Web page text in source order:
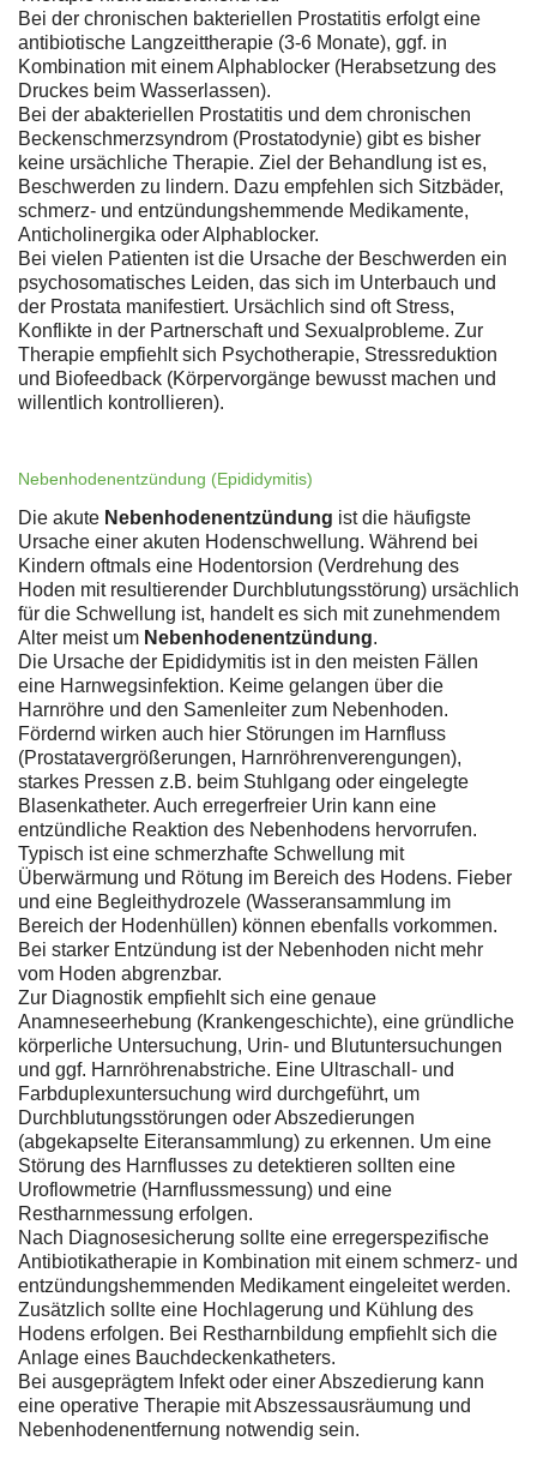
Bei der chronischen bakteriellen Prostatitis erfolgt eine
antibiotische Langzeittherapie (3-6 Monate), ggf. in
Kombination mit einem Alphablocker (Herabsetzung des
Druckes beim Wasserlassen).
Bei der abakteriellen Prostatitis und dem chronischen
Beckenschmerzsyndrom (Prostatodynie) gibt es bisher
keine ursächliche Therapie. Ziel der Behandlung ist es,
Beschwerden zu lindern. Dazu empfehlen sich Sitzbäder,
schmerz- und entzündungshemmende Medikamente,
Anticholinergika oder Alphablocker.
Bei vielen Patienten ist die Ursache der Beschwerden ein
psychosomatisches Leiden, das sich im Unterbauch und
der Prostata manifestiert. Ursächlich sind oft Stress,
Konflikte in der Partnerschaft und Sexualprobleme. Zur
Therapie empfiehlt sich Psychotherapie, Stressreduktion
und Biofeedback (Körpervorgänge bewusst machen und
willentlich kontrollieren).
Nebenhodenentzündung (Epididymitis)
Die akute Nebenhodenentzündung ist die häufigste
Ursache einer akuten Hodenschwellung. Während bei
Kindern oftmals eine Hodentorsion (Verdrehung des
Hoden mit resultierender Durchblutungsstörung) ursächlich
für die Schwellung ist, handelt es sich mit zunehmendem
Alter meist um Nebenhodenentzündung.
Die Ursache der Epididymitis ist in den meisten Fällen
eine Harnwegsinfektion. Keime gelangen über die
Harnröhre und den Samenleiter zum Nebenhoden.
Fördernd wirken auch hier Störungen im Harnfluss
(Prostatavergrößerungen, Harnröhrenverengungen),
starkes Pressen z.B. beim Stuhlgang oder eingelegte
Blasenkatheter. Auch erregerfreier Urin kann eine
entzündliche Reaktion des Nebenhodens hervorrufen.
Typisch ist eine schmerzhafte Schwellung mit
Überwärmung und Rötung im Bereich des Hodens. Fieber
und eine Begleithydrozele (Wasseransammlung im
Bereich der Hodenhüllen) können ebenfalls vorkommen.
Bei starker Entzündung ist der Nebenhoden nicht mehr
vom Hoden abgrenzbar.
Zur Diagnostik empfiehlt sich eine genaue
Anamneseerhebung (Krankengeschichte), eine gründliche
körperliche Untersuchung, Urin- und Blutuntersuchungen
und ggf. Harnröhrenabstriche. Eine Ultraschall- und
Farbduplexuntersuchung wird durchgeführt, um
Durchblutungsstörungen oder Abszedierungen
(abgekapselte Eiteransammlung) zu erkennen. Um eine
Störung des Harnflusses zu detektieren sollten eine
Uroflowmetrie (Harnflussmessung) und eine
Restharnmessung erfolgen.
Nach Diagnosesicherung sollte eine erregerspezifische
Antibiotikatherapie in Kombination mit einem schmerz- und
entzündungshemmenden Medikament eingeleitet werden.
Zusätzlich sollte eine Hochlagerung und Kühlung des
Hodens erfolgen. Bei Restharnbildung empfiehlt sich die
Anlage eines Bauchdeckenkatheters.
Bei ausgeprägtem Infekt oder einer Abszedierung kann
eine operative Therapie mit Abszessausräumung und
Nebenhodenentfernung notwendig sein.